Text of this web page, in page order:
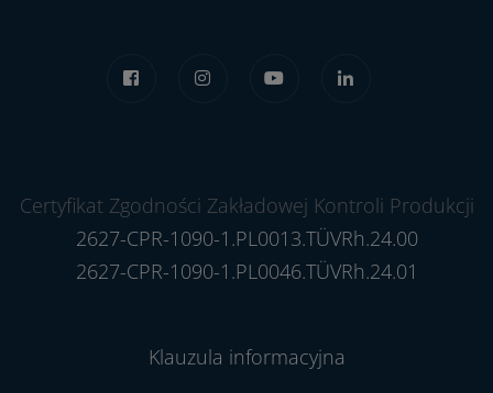
Certyfikat Zgodności Zakładowej Kontroli Produkcji
2627-CPR-1090-1.PL0013.TÜVRh.24.00
2627-CPR-1090-1.PL0046.TÜVRh.24.01
Klauzula informacyjna